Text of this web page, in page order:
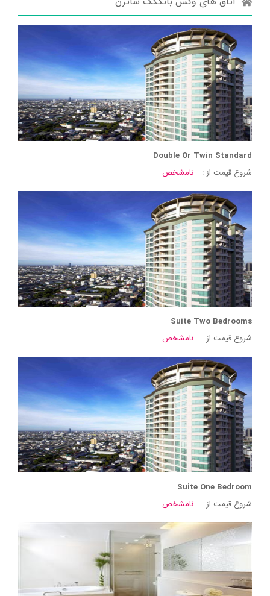
Double Or Twin Standard
شروع قیمت از :
نامشخص
Suite Two Bedrooms
شروع قیمت از :
نامشخص
Suite One Bedroom
شروع قیمت از :
نامشخص